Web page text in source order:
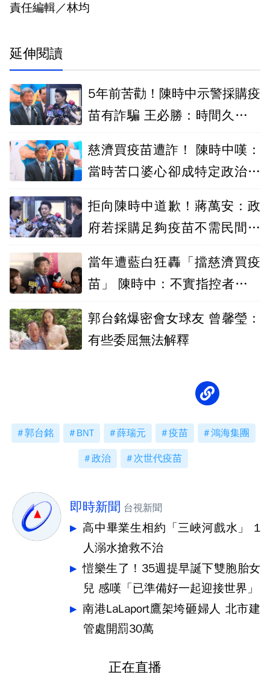
責任編輯／林均
延伸閱讀
5年前苦勸！陳時中示警採購疫
苗有詐騙 王必勝：時間久看出
慈濟買疫苗遭詐！ 陳時中嘆：
當時苦口婆心卻成特定政治人
拒向陳時中道歉！蔣萬安：政
府若採購足夠疫苗不需民間出
當年遭藍白狂轟「擋慈濟買疫
苗」 陳時中：不實指控者應道
郭台銘爆密會女球友 曾馨瑩：
有些委屈無法解釋
郭台銘 BNT 薛瑞元 疫苗 鴻海集團
政治 次世代疫苗
即時新聞 台視新聞
高中畢業生相約「三峽河戲水」 1
人溺水搶救不治
愷樂生了！35週提早誕下雙胞胎女
兒 感嘆「已準備好一起迎接世界」
南港LaLaport鷹架垮砸婦人 北市建
管處開罰30萬
正在直播